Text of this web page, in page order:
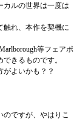
カルの世界は一度は
触れ、本作を契機に
等フェアポ
きるものです。
よいかも？？
のですが、やはりこ